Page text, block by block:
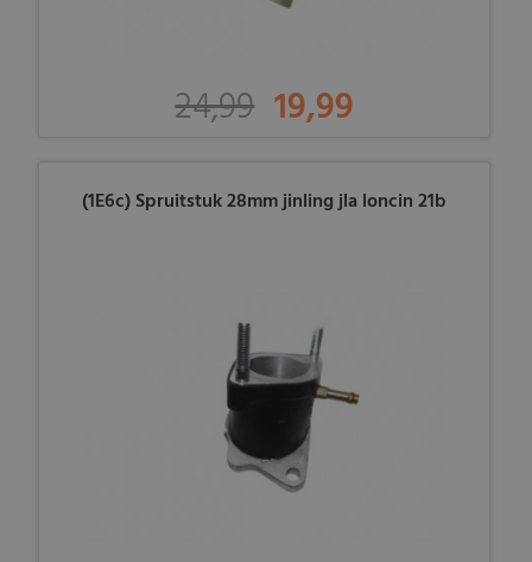
24,99 19,99
(1E6c) Spruitstuk 28mm jinling jla loncin 21b